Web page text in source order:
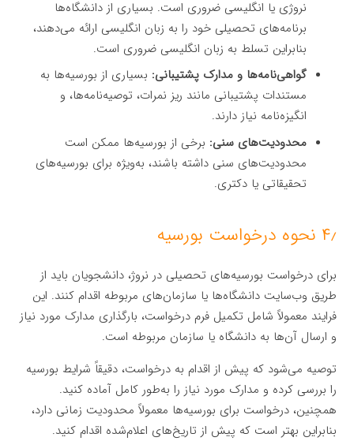
نروژی یا انگلیسی ضروری است. بسیاری از دانشگاه‌ها
برنامه‌های تحصیلی خود را به زبان انگلیسی ارائه می‌دهند،
بنابراین تسلط به زبان انگلیسی ضروری است.
گواهی‌نامه‌ها و مدارک پشتیبانی: بسیاری از بورسیه‌ها به
مستندات پشتیبانی مانند ریز نمرات، توصیه‌نامه‌ها، و
انگیزه‌نامه نیاز دارند.
محدودیت‌های سنی: برخی از بورسیه‌ها ممکن است
محدودیت‌های سنی داشته باشند، به‌ویژه برای بورسیه‌های
تحقیقاتی یا دکتری.
۴٫ نحوه درخواست بورسیه
برای درخواست بورسیه‌های تحصیلی در نروژ، دانشجویان باید از
طریق وب‌سایت دانشگاه‌ها یا سازمان‌های مربوطه اقدام کنند. این
فرایند معمولاً شامل تکمیل فرم درخواست، بارگذاری مدارک مورد نیاز
و ارسال آن‌ها به دانشگاه یا سازمان مربوطه است.
توصیه می‌شود که پیش از اقدام به درخواست، دقیقاً شرایط بورسیه
را بررسی کرده و مدارک مورد نیاز را به‌طور کامل آماده کنید.
همچنین، درخواست برای بورسیه‌ها معمولاً محدودیت زمانی دارد،
بنابراین بهتر است که پیش از تاریخ‌های اعلام‌شده اقدام کنید.